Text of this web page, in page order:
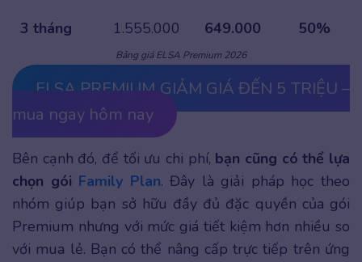
3 tháng
1.555.000 649.000 50%
Bảng giá ELSA Premium 2026
ELSA PREMIUM GIẢM GIÁ ĐẾN 5 TRIỆU –
mua ngay hôm nay
Bên cạnh đó, để tối ưu chi phí, bạn cũng có thể lựa
chọn gói Family Plan. Đây là giải pháp học theo
nhóm giúp bạn sở hữu đầy đủ đặc quyền của gói
Premium nhưng với mức giá tiết kiệm hơn nhiều so
với mua lẻ. Bạn có thể nâng cấp trực tiếp trên ứng